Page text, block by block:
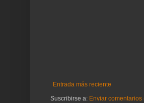
Entrada más reciente
Suscribirse a: Enviar comentarios